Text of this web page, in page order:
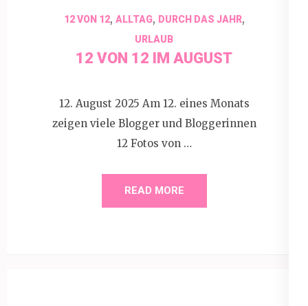
12 VON 12, ALLTAG, DURCH DAS JAHR,
URLAUB
12 VON 12 IM AUGUST
12. August 2025 Am 12. eines Monats
zeigen viele Blogger und Bloggerinnen
12 Fotos von …
READ MORE